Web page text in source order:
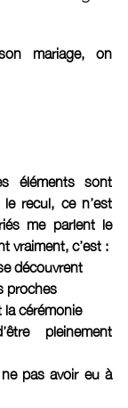
mariage, on
éléments sont
recul, ce n’est
me parlent le
vraiment, c’est :
découvrent
proches
cérémonie
pleinement
pas avoir eu à